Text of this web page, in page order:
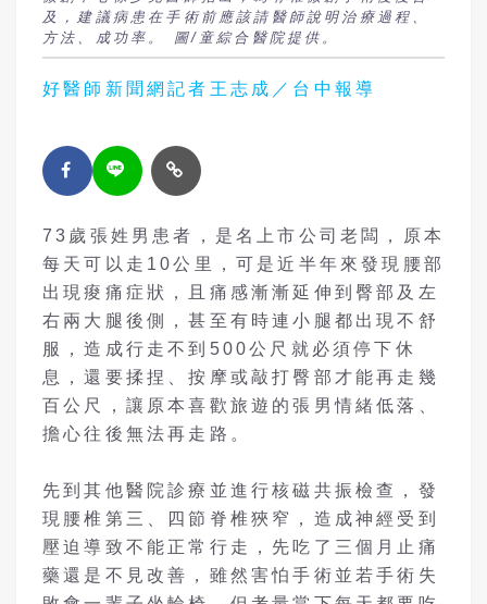
及，建議病患在手術前應該請醫師說明治療過程、
方法、成功率。 圖/童綜合醫院提供。
好醫師新聞網記者王志成／台中報導
73歲張姓男患者，是名上市公司老闆，原本
每天可以走10公里，可是近半年來發現腰部
出現痠痛症狀，且痛感漸漸延伸到臀部及左
右兩大腿後側，甚至有時連小腿都出現不舒
服，造成行走不到500公尺就必須停下休
息，還要揉捏、按摩或敲打臀部才能再走幾
百公尺，讓原本喜歡旅遊的張男情緒低落、
擔心往後無法再走路。
先到其他醫院診療並進行核磁共振檢查，發
現腰椎第三、四節脊椎狹窄，造成神經受到
壓迫導致不能正常行走，先吃了三個月止痛
藥還是不見改善，雖然害怕手術並若手術失